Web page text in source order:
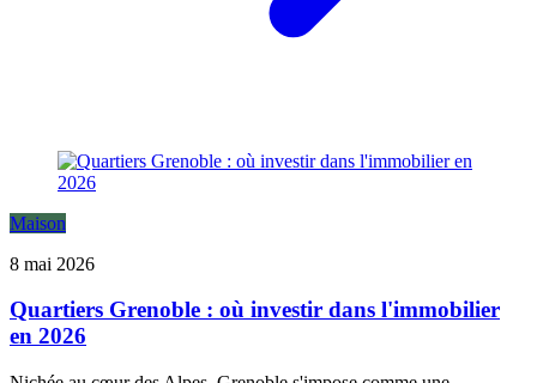
Maison
8 mai 2026
Quartiers Grenoble : où investir dans l'immobilier
en 2026